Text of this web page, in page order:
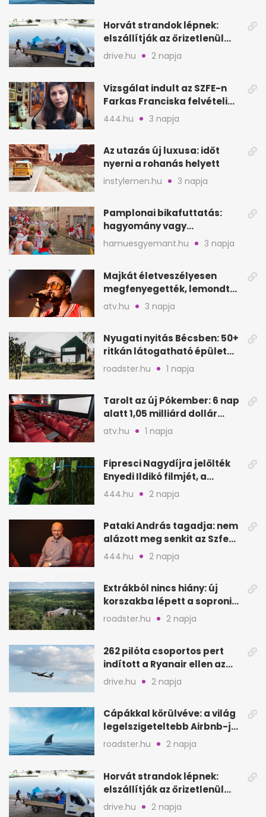
Horvát strandok lépnek:
elszállítják az őrizetlenül
hagyott törölközőket
drive.hu 2 napja
Vizsgálat indult az SZFE-n
Farkas Franciska felvételi
videója után
444.hu 3 napja
Az utazás új luxusa: időt
nyerni a rohanás helyett
instylemen.hu 3 napja
Pamplonai bikafuttatás:
hagyomány vagy
értelmetlen vérontás?
hamuesgyemant.hu 3 napja
Majkát életveszélyesen
megfenyegették, lemondta
a sepsiszentgyörgyi
atv.hu 3 napja
Nyugati nyitás Bécsben: 50+
ritkán látogatható épület
nyílik meg
roadster.hu 1 napja
Tarolt az új Pókember: 6 nap
alatt 1,05 milliárd dollár
bevétel
atv.hu 1 napja
Fipresci Nagydíjra jelölték
Enyedi Ildikó filmjét, a
Csendes barátot
444.hu 2 napja
Pataki András tagadja: nem
alázott meg senkit az Szfe
felvételijén
444.hu 2 napja
Extrákból nincs hiány: új
korszakba lépett a soproni
Fagus Hotel
roadster.hu 2 napja
262 pilóta csoportos pert
indított a Ryanair ellen az
Egyesült Királyságban
drive.hu 2 napja
Cápákkal körülvéve: a világ
legelszigeteltebb Airbnb-je
a nyílt tengeren
roadster.hu 2 napja
Horvát strandok lépnek:
elszállítják az őrizetlenül
hagyott törölközőket
drive.hu 2 napja